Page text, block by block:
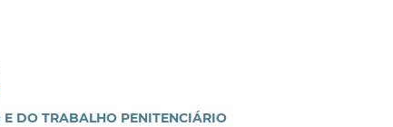
DO TRABALHO PENITENCIÁRIO